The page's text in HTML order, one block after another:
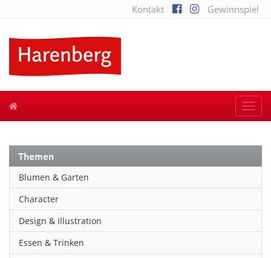
Kontakt Gewinnspiel
Themen
Blumen & Garten
Character
Design & Illustration
Essen & Trinken